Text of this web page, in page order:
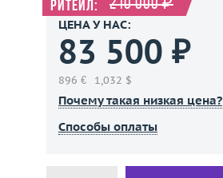
Ритейл: 210 000 ₽
ЦЕНА У НАС:
83 500 ₽
896 € 1,032 $
Почему такая низкая цена?
Способы оплаты